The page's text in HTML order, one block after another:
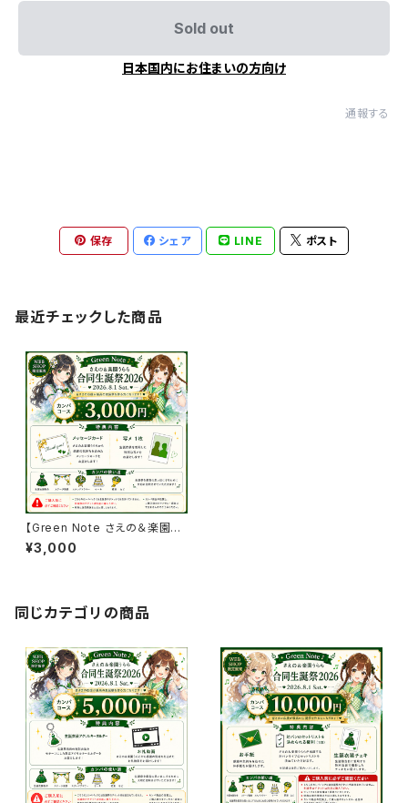
Sold out
日本国内にお住まいの方向け
通報する
保存 シェア LINE ポスト
最近チェックした商品
【Green Note さえの＆楽園う
らら 合同生誕祭2026】カンパパ
ック3000
¥3,000
同じカテゴリの商品